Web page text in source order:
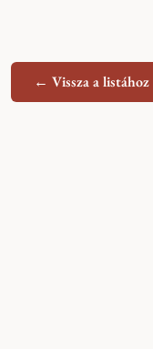
← Vissza a listához